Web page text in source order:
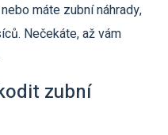
máte zubní náhrady,
Nečekáte, až vám
zubní